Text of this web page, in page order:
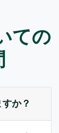
ての
か？